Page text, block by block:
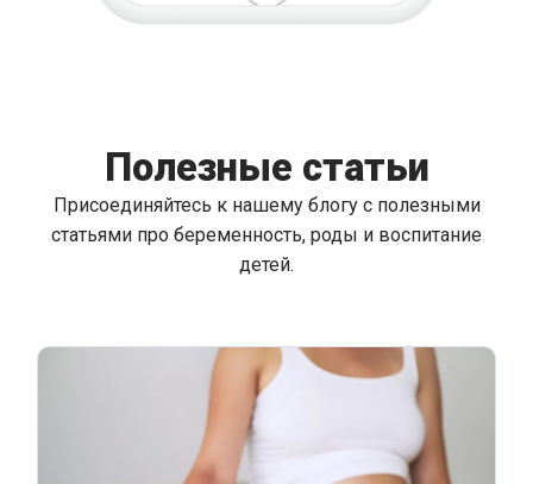
Полезные статьи
Присоединяйтесь к нашему блогу с полезными
статьями про беременность, роды и воспитание
детей.